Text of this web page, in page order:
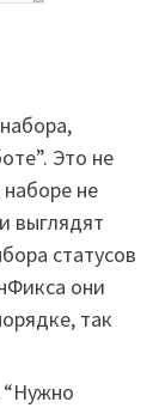
Это не
не
выглядят
статусов
они
так
“Нужно